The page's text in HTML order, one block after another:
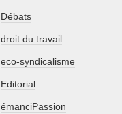
Débats
droit du travail
eco-syndicalisme
Editorial
émanciPassion